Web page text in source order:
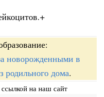
новорожденными в
родильного дома.
на наш сайт